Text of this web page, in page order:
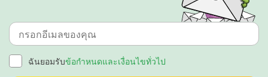
ฉันยอมรับข้อกำหนดและเงื่อนไขทั่วไป